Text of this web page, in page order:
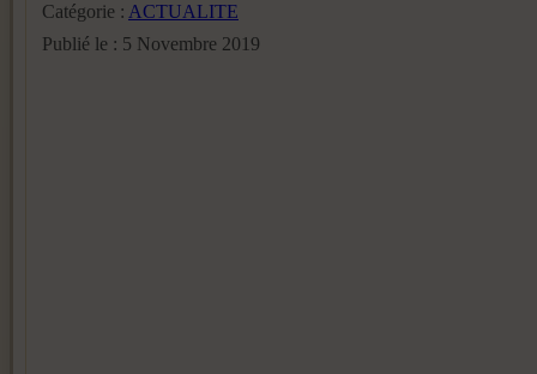
Catégorie : ACTUALITE
Publié le : 5 Novembre 2019